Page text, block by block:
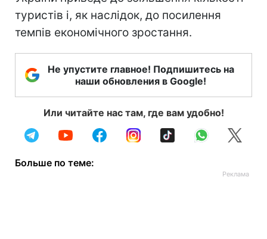
туристів і, як наслідок, до посилення
темпів економічного зростання.
Не упустите главное! Подпишитесь на
наши обновления в Google!
Или читайте нас там, где вам удобно!
Больше по теме: